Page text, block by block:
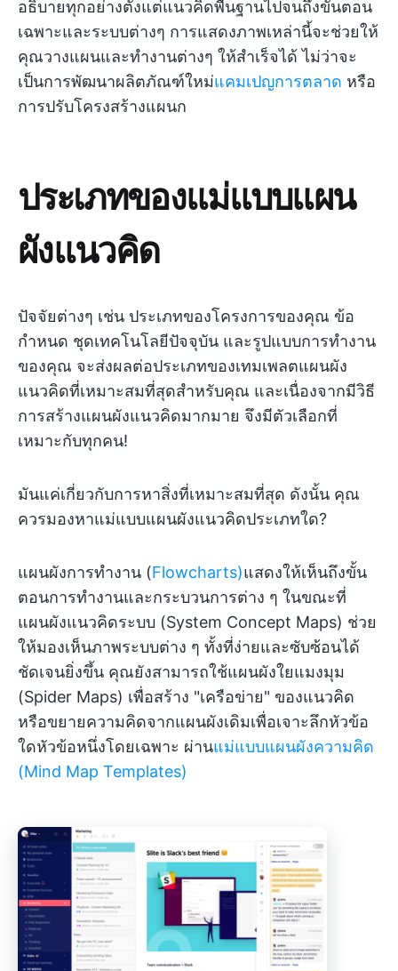
อธิบายทุกอย่างตั้งแต่แนวคิดพื้นฐานไปจนถึงขั้นตอน
เฉพาะและระบบต่างๆ การแสดงภาพเหล่านี้จะช่วยให้
คุณวางแผนและทำงานต่างๆ ให้สำเร็จได้ ไม่ว่าจะ
เป็นการพัฒนาผลิตภัณฑ์ใหม่แคมเปญการตลาด หรือ
การปรับโครงสร้างแผนก
ประเภทของแม่แบบแผน
ผังแนวคิด
ปัจจัยต่างๆ เช่น ประเภทของโครงการของคุณ ข้อ
กำหนด ชุดเทคโนโลยีปัจจุบัน และรูปแบบการทำงาน
ของคุณ จะส่งผลต่อประเภทของเทมเพลตแผนผัง
แนวคิดที่เหมาะสมที่สุดสำหรับคุณ และเนื่องจากมีวิธี
การสร้างแผนผังแนวคิดมากมาย จึงมีตัวเลือกที่
เหมาะกับทุกคน!
มันแค่เกี่ยวกับการหาสิ่งที่เหมาะสมที่สุด ดังนั้น คุณ
ควรมองหาแม่แบบแผนผังแนวคิดประเภทใด?
แผนผังการทำงาน (Flowcharts)แสดงให้เห็นถึงขั้น
ตอนการทำงานและกระบวนการต่าง ๆ ในขณะที่
แผนผังแนวคิดระบบ (System Concept Maps) ช่วย
ให้มองเห็นภาพระบบต่าง ๆ ทั้งที่ง่ายและซับซ้อนได้
ชัดเจนยิ่งขึ้น คุณยังสามารถใช้แผนผังใยแมงมุม
(Spider Maps) เพื่อสร้าง "เครือข่าย" ของแนวคิด
หรือขยายความคิดจากแผนผังเดิมเพื่อเจาะลึกหัวข้อ
ใดหัวข้อหนึ่งโดยเฉพาะ ผ่านแม่แบบแผนผังความคิด
(Mind Map Templates)